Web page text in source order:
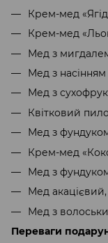
Крем-мед
Крем-мед
Мед з
Мед з
Мед з
Квітковий
Мед з
Крем-мед
Мед з
Мед
Мед з
Переваги